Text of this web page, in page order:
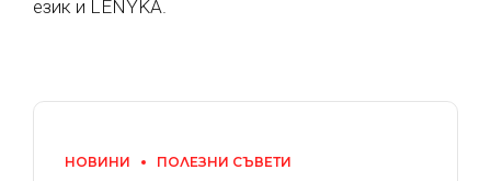
език и LENYKA.
НОВИНИ ПОЛЕЗНИ СЪВЕТИ